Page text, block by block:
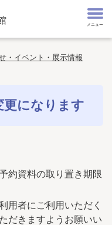
メニュー
・イベント・展示情報
更になります
約資料の取り置き期限
用者にご利用いただく
だきますようお願いい